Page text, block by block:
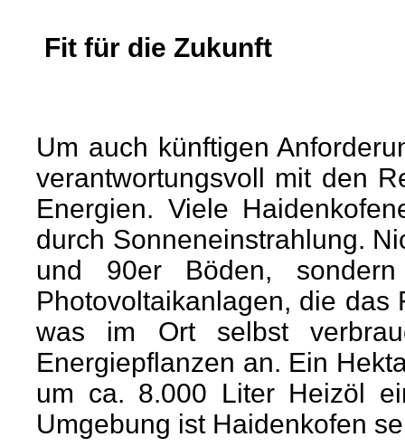
Fit für die Zukunft
Um auch künftigen
verantwortungsvoll mit den
Energien. Viele
durch Sonneneinstrahlung.
und 90er Böden,
Photovoltaikanlagen, die das
was im Ort selbst
Energiepflanzen an. Ein
um ca. 8.000 Liter Heizöl
Umgebung ist Haidenkofen